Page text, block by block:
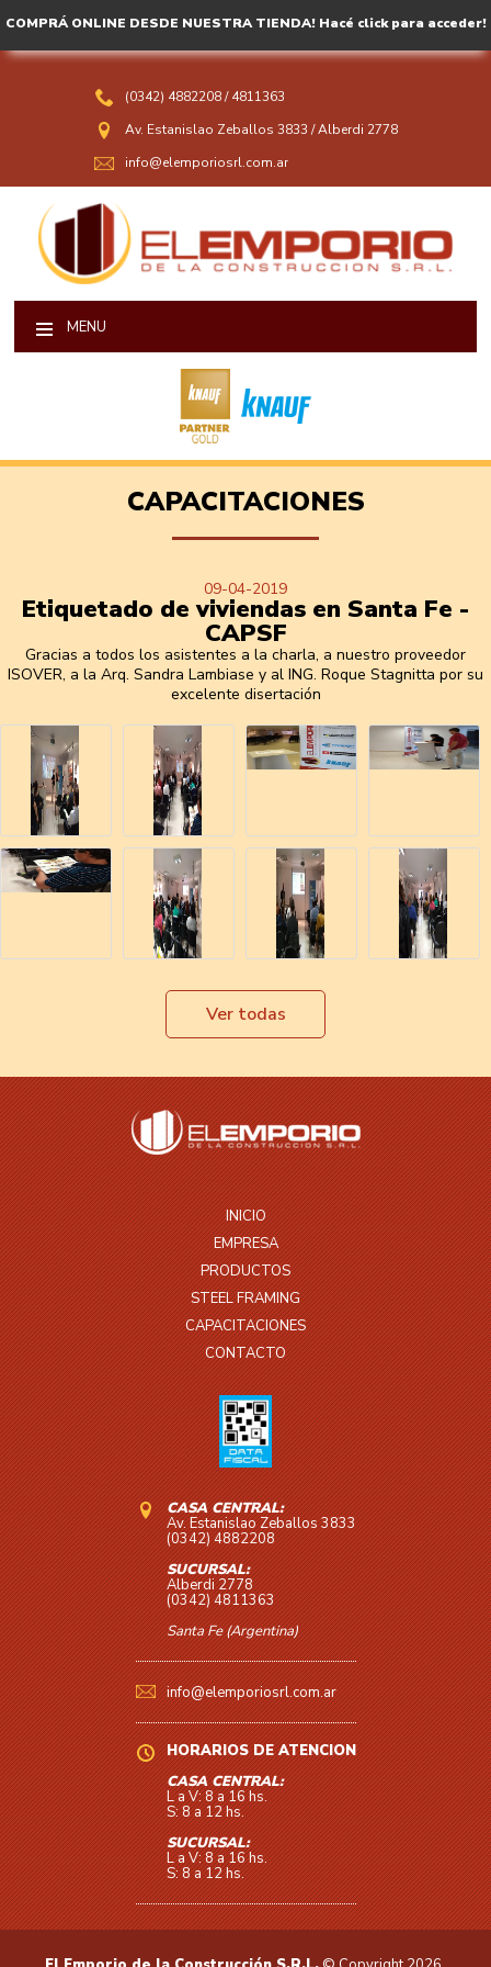
COMPRÁ ONLINE DESDE NUESTRA TIENDA! Hacé click para acceder!
(0342) 4882208/4811363
Av. Estanislao Zeballos 3833 /Alberdi 2778
info@elemporiosrl.com.ar
MENU
CAPACITACIONES
09-04-2019
Etiquetado de viviendas en Santa Fe -
CAPSF
Gracias a todos los asistentes a la charla, a nuestro proveedor
ISOVER, a la Arq. Sandra Lambiase y al ING. Roque Stagnitta por su
excelente disertación
Ver todas
INICIO
EMPRESA
PRODUCTOS
STEEL FRAMING
CAPACITACIONES
CONTACTO
CASA CENTRAL:
Av. Estanislao Zeballos 3833
(0342) 4882208
SUCURSAL:
Alberdi 2778
(0342) 4811363
Santa Fe (Argentina)
info@elemporiosrl.com.ar
HORARIOS DE ATENCIÓN
CASA CENTRAL:
L a V: 8 a 16 hs.
S: 8 a 12 hs.
SUCURSAL:
L a V: 8 a 16 hs.
S: 8 a 12 hs.